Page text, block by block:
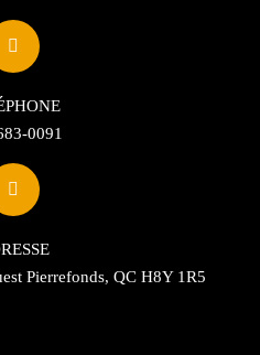
0091
Pierrefonds, QC H8Y 1R5